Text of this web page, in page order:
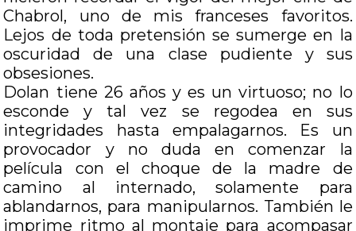
Chabrol, uno de mis franceses favoritos.
Lejos de toda pretensión se sumerge en la
oscuridad de una clase pudiente y sus
obsesiones.
Dolan tiene 26 años y es un virtuoso; no lo
esconde y tal vez se regodea en sus
integridades hasta empalagarnos. Es un
provocador y no duda en comenzar la
película con el choque de la madre de
camino al internado, solamente para
ablandarnos, para manipularnos. También le
imprime ritmo al montaje para acompasar